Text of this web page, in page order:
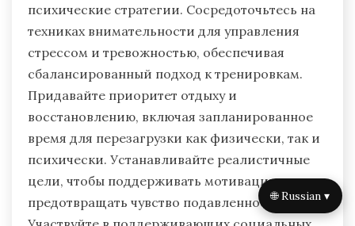
психические стратегии. Сосредоточьтесь на
техниках внимательности для управления
стрессом и тревожностью, обеспечивая
сбалансированный подход к тренировкам.
Придавайте приоритет отдыху и
восстановлению, включая запланированное
время для перезагрузки как физически, так и
психически. Устанавливайте реалистичные
цели, чтобы поддерживать мотивацию и
предотвращать чувство подавленности.🌐 Russian ▾